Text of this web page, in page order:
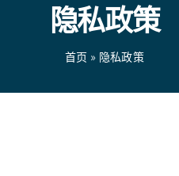
隐私政策
首页 » 隐私政策